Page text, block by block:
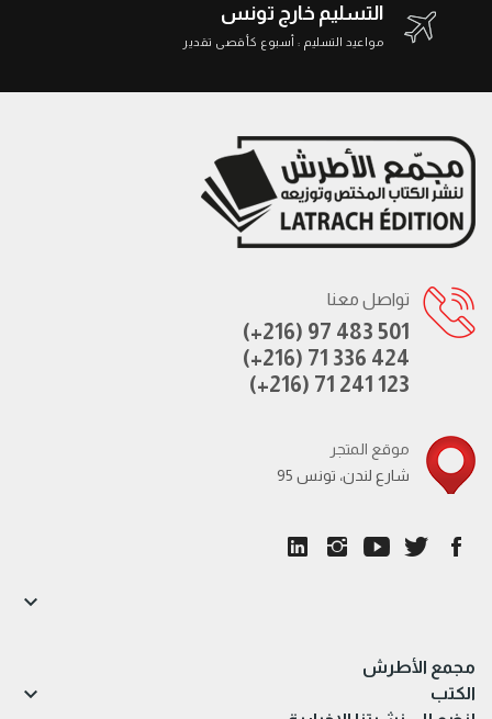
التسليم خارج تونس
مواعيد التسليم : أسبوع كأقصى تقدير
تواصل معنا
(+216) 97 483 501
(+216) 71 336 424
(+216) 71 241 123
موقع المتجر
95 شارع لندن، تونس
مجمع الأطرش

الكتب 